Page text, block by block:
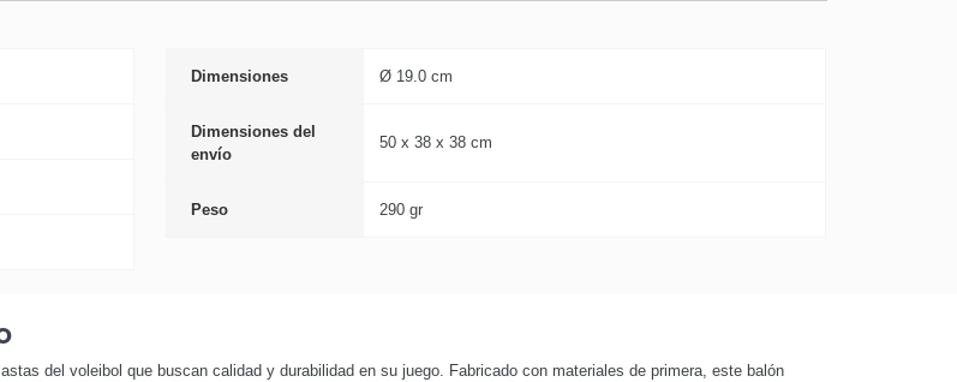
Dimensiones Ø 19.0 cm
Dimensiones del
envío
50 x 38 x 38 cm
Peso 290 gr
del voleibol que buscan calidad y durabilidad en su juego. Fabricado con materiales de primera, este balón